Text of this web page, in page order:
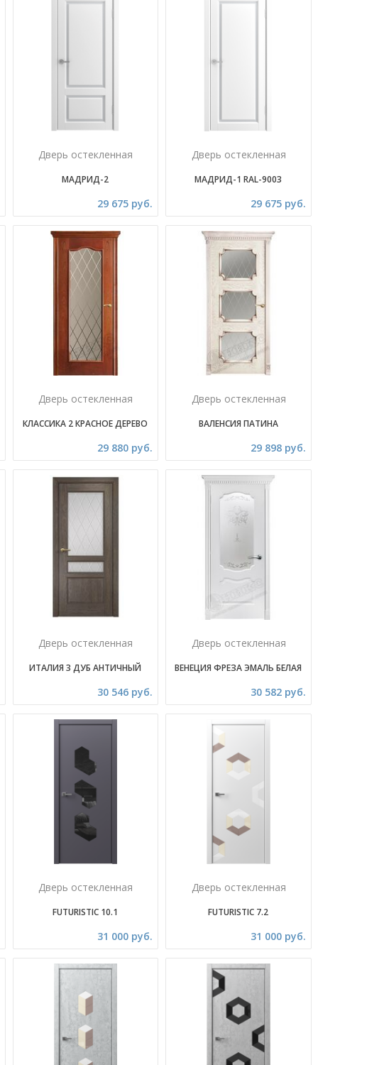
Дверь остекленная
МАДРИД-2
29 675 руб.
Дверь остекленная
МАДРИД-1 RAL-9003
29 675 руб.
Дверь остекленная
КЛАССИКА 2 КРАСНОЕ ДЕРЕВО
29 880 руб.
Дверь остекленная
ВАЛЕНСИЯ ПАТИНА
29 898 руб.
Дверь остекленная
ИТАЛИЯ 3 ДУБ АНТИЧНЫЙ
30 546 руб.
Дверь остекленная
ВЕНЕЦИЯ ФРЕЗА ЭМАЛЬ БЕЛАЯ
30 582 руб.
Дверь остекленная
FUTURISTIC 10.1
31 000 руб.
Дверь остекленная
FUTURISTIC 7.2
31 000 руб.